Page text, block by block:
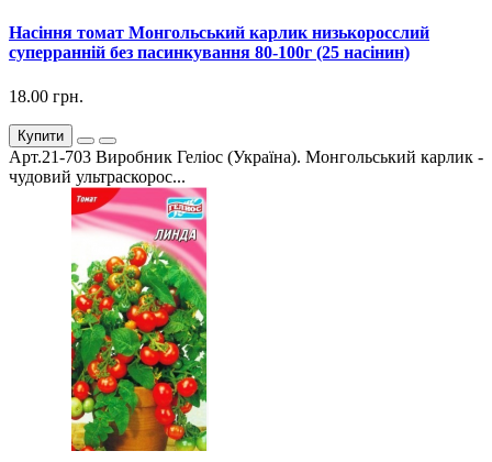
Насіння томат Монгольський карлик низькоросслий
суперранній без пасинкування 80-100г (25 насінин)
18.00 грн.
Купити
Арт.21-703 Виробник Геліос (Україна). Монгольський карлик -
чудовий ультраскорос...